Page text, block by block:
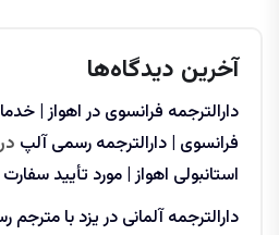
آخرین دیدگاه‌ها
دارالترجمه فرانسوی در اهواز |
فرانسوی | دارالترجمه رسمی آلپ
استانبولی اهواز | مورد تأیید سفارت
دارالترجمه آلمانی در یزد با